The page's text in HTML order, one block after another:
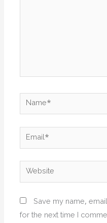
Name*
Email*
Website
Save my name,
for the next time I